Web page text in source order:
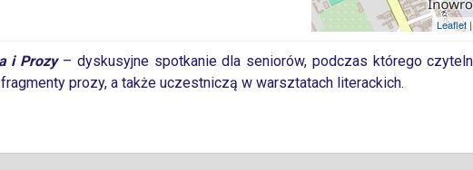
Leaflet
i Prozy– dyskusyjne spotkanie dla seniorów, podczas którego
prozy, a także uczestniczą w warsztatach literackich.